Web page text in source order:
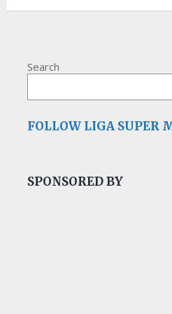
Search
FOLLOW LIGA SUPER
SPONSORED BY